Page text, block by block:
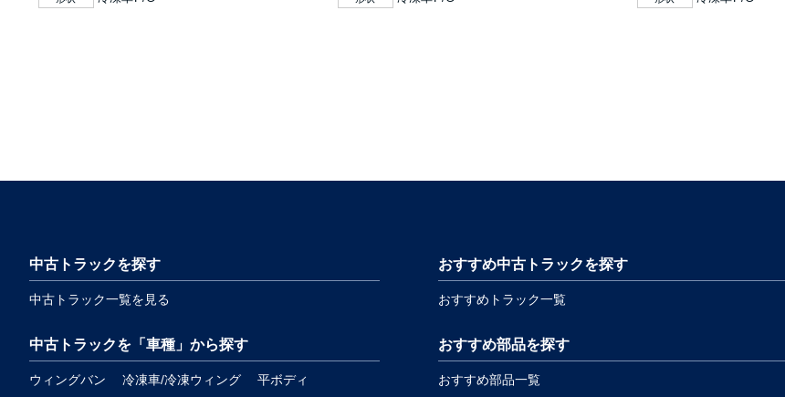
中古トラックを探す
中古トラック一覧を見る
中古トラックを「車種」から探す
ウィングバン 冷凍車/冷凍ウィング
平ボディ
おすすめ中古トラックを探す
おすすめトラック一覧
おすすめ部品を探す
おすすめ部品一覧